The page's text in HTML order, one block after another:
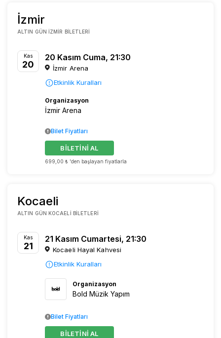
İzmir
ALTIN GÜN İZMIR BILETLERI
Kas
20
20 Kasım Cuma, 21:30
İzmir Arena
Etkinlik Kuralları
Organizasyon
İzmir Arena
699,00 ₺ 'den başlayan fiyatlarla
BİLETİNİ AL
Bilet Fiyatları
Kocaeli
ALTIN GÜN KOCAELI BILETLERI
Kas
21
21 Kasım Cumartesi, 21:30
Kocaeli Hayal Kahvesi
Etkinlik Kuralları
Organizasyon
Bold Müzik Yapım
BİLETİNİ AL
Bilet Fiyatları